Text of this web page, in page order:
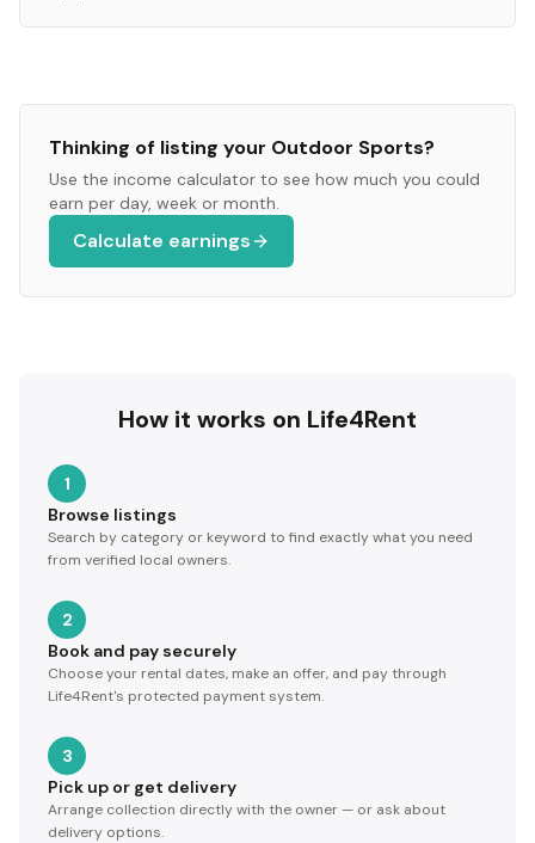
Thinking of listing your Outdoor Sports?
Use the income calculator to see how much you could
earn per day, week or month.
Calculate earnings
How it works on Life4Rent
1
Browse listings
Search by category or keyword to find exactly what you need
from verified local owners.
2
Book and pay securely
Choose your rental dates, make an offer, and pay through
Life4Rent's protected payment system.
3
Pick up or get delivery
Arrange collection directly with the owner — or ask about
delivery options.